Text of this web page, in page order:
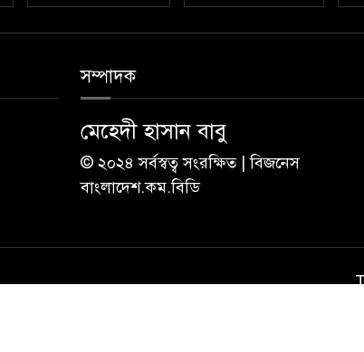
সম্পাদক
মেহেদী হাসান বাবু
© ২০২৪ সর্বস্বত্ব সংরক্ষিত | বিজনেস
বাংলাদেশ.কম.বিডি